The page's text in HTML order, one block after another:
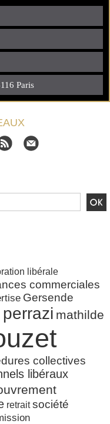
Paris
libérale
commerciales
Gersende
mathilde
collectives
libéraux
retrait société